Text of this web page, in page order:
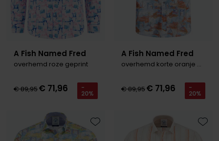
A Fish Named Fred
overhemd roze geprint
€ 89,95€ 71,96 -
20%
A Fish Named Fred
overhemd korte oranje blauw
€ 89,95€ 71,96 -
20%
Toevoegen aan favorieten